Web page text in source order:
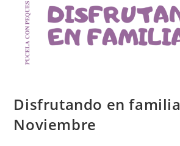
Disfrutando en familia
Noviembre